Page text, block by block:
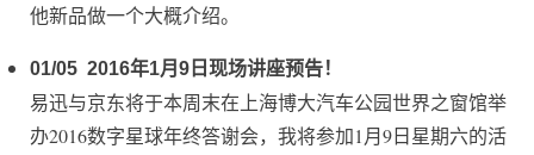
他新品做一个大概介绍。
01/052016年1月9日现场讲座预告！
易迅与京东将于本周末在上海博大汽车公园世界之窗馆举
办2016数字星球年终答谢会，我将参加1月9日星期六的活